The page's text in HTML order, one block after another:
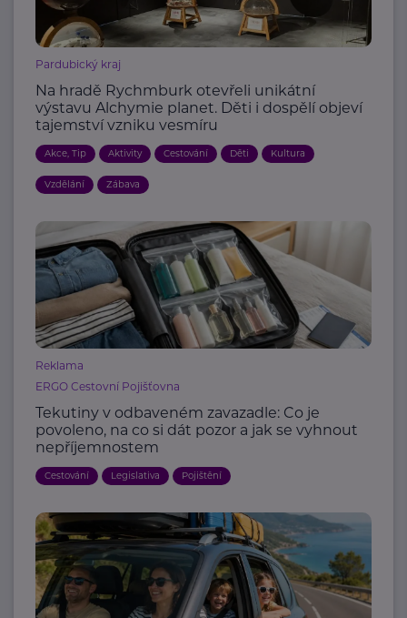
Pardubický kraj
Na hradě Rychmburk otevřeli unikátní
výstavu Alchymie planet. Děti i dospělí objeví
tajemství vzniku vesmíru
Akce, Tip Aktivity Cestování Děti Kultura
Vzdělání Zábava
Reklama
ERGO Cestovní Pojišťovna
Tekutiny v odbaveném zavazadle: Co je
povoleno, na co si dát pozor a jak se vyhnout
nepříjemnostem
Cestování Legislativa Pojištění